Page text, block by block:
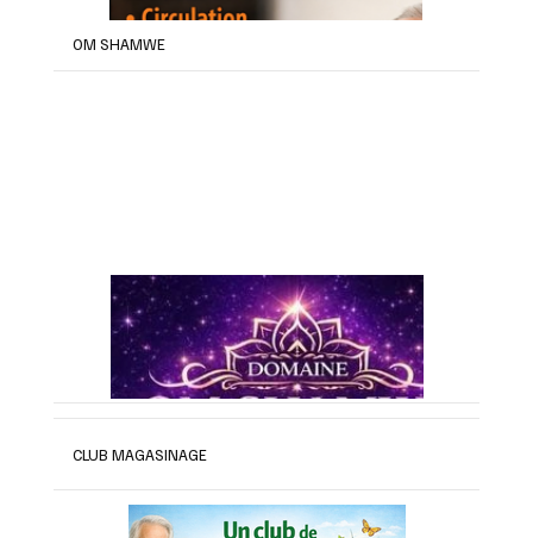
OM SHAMWE
CLUB MAGASINAGE